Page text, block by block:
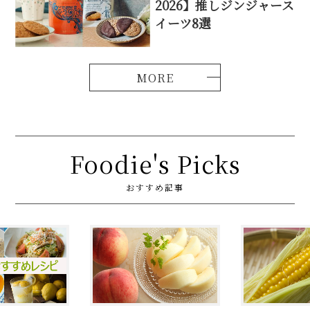
2026】推しジンジャース
イーツ8選
Foodie's Picks
おすすめ記事